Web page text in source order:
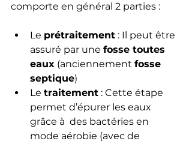
comporte en général 2 parties :
Le prétraitement : Il peut être
assuré par une fosse toutes
eaux (anciennement fosse
septique)
Le traitement : Cette étape
permet d’épurer les eaux
grâce à  des bactéries en
mode aérobie (avec de